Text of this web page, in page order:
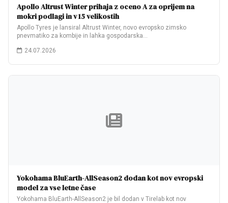
Apollo Altrust Winter prihaja z oceno A za oprijem na
mokri podlagi in v 15 velikostih
Apollo Tyres je lansiral Altrust Winter, novo evropsko zimsko
pnevmatiko za kombije in lahka gospodarska…
24.07.2026
Yokohama BluEarth-AllSeason2 dodan kot nov evropski
model za vse letne čase
Yokohama BluEarth-AllSeason2 je bil dodan v Tirelab kot nov